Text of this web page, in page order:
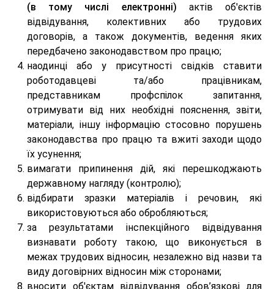
(в тому числі електронні) актів об'єктів
відвідування, колективних або трудових
договорів, а також документів, ведення яких
передбачено законодавством про працю;
наодинці або у присутності свідків ставити
роботодавцеві та/або працівникам,
представникам профспілок запитання,
отримувати від них необхідні пояснення, звіти,
матеріали, іншу інформацію стосовно порушень
законодавства про працю та вжиті заходи щодо
їх усунення;
вимагати припинення дій, які перешкоджають
державному нагляду (контролю);
відбирати зразки матеріалів і речовин, які
використовуються або обробляються;
за результатами інспекційного відвідування
визнавати роботу такою, що виконується в
межах трудових відносин, незалежно від назви та
виду договірних відносин між сторонами;
вносити об'єктам відвідування обов’язкові для